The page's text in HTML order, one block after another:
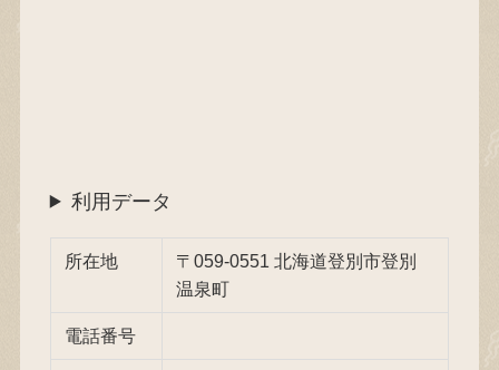
利用データ
所在地
〒059-0551 北海道登別市登別
温泉町
電話番号